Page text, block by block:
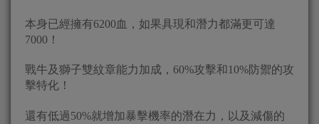
本身已經擁有6200血，如果具現和潛力都滿更可達
7000！
戰牛及獅子雙紋章能力加成，60%攻擊和10%防禦的攻
擊特化！
還有低過50%就增加暴擊機率的潛在力，以及減傷的